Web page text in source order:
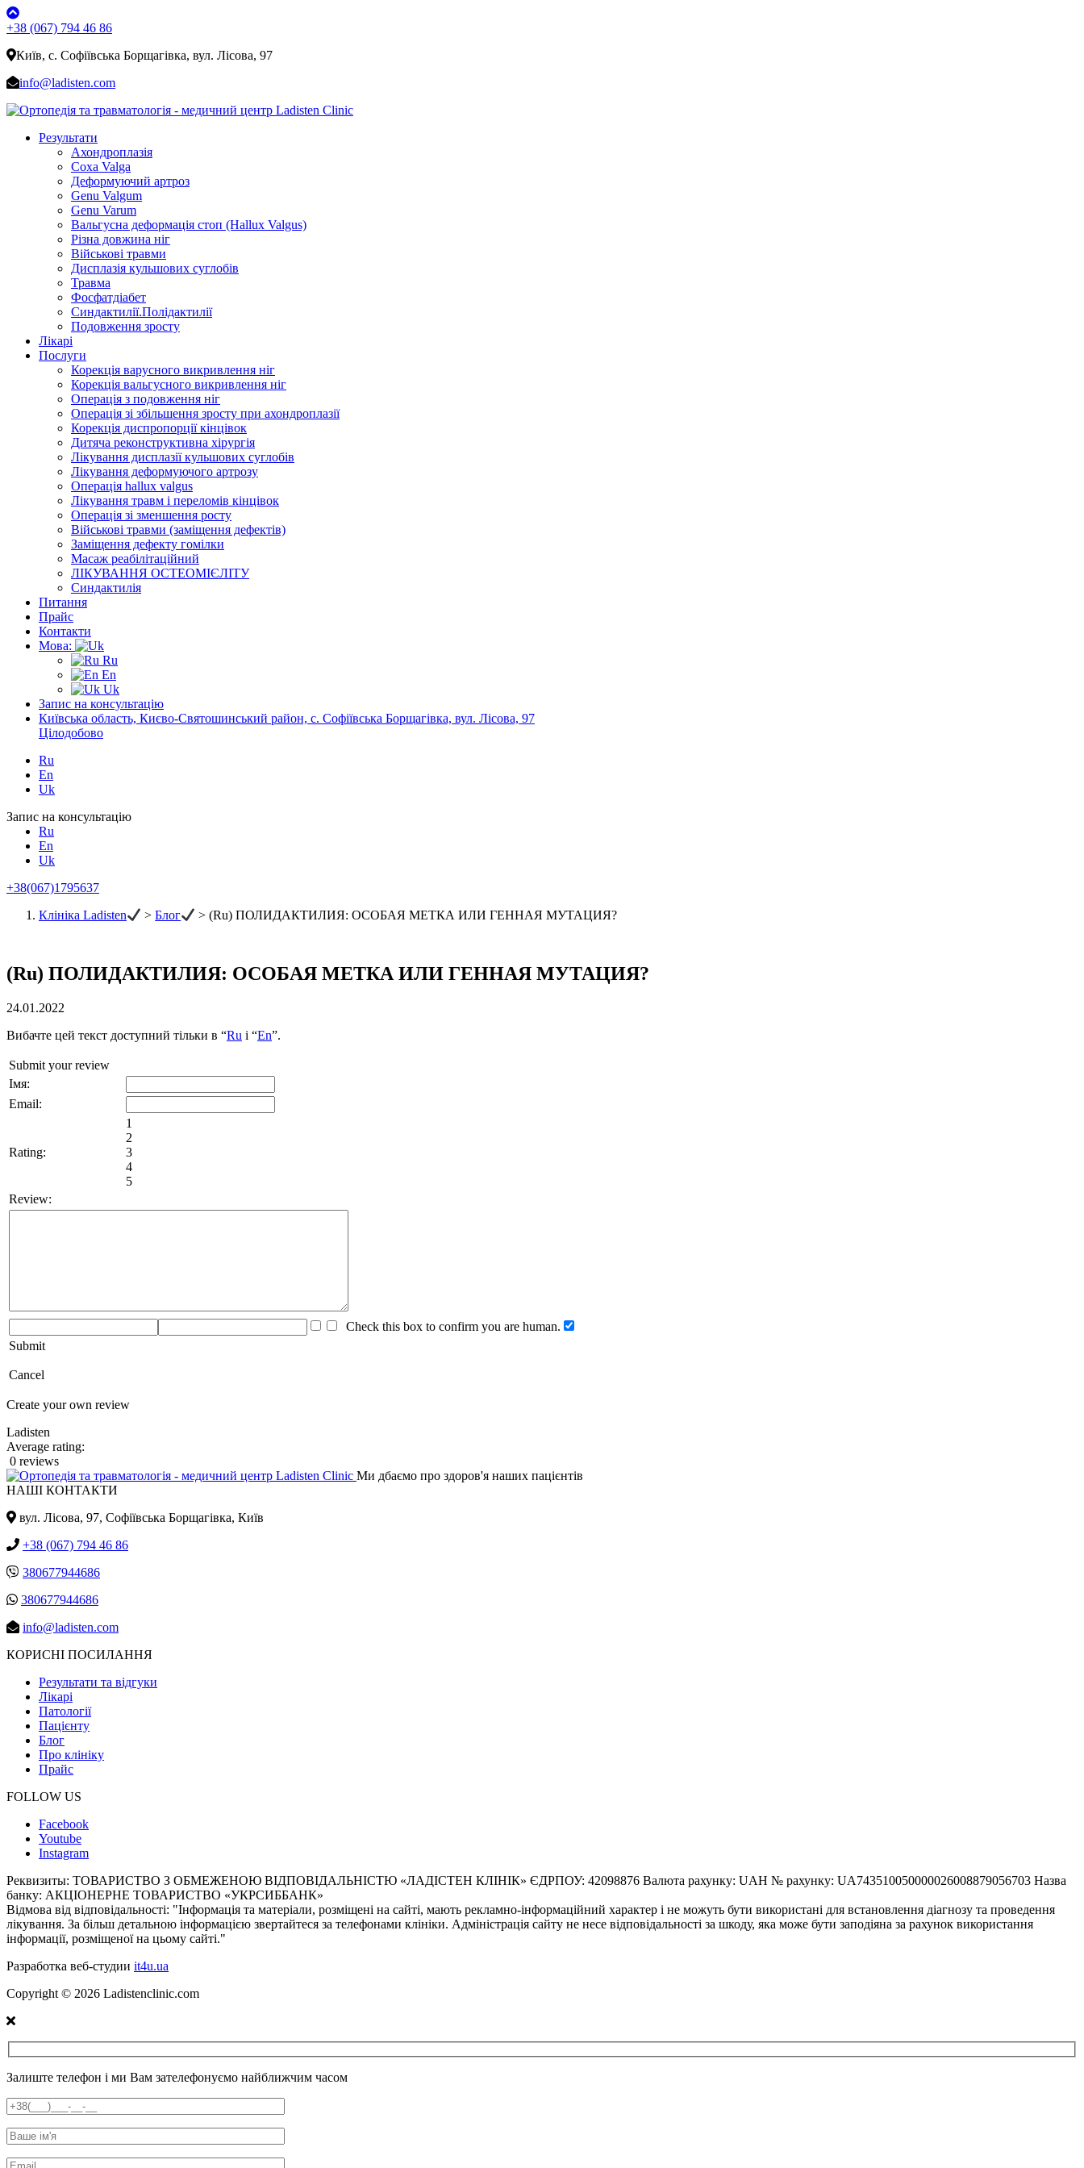
+38 (067) 794 46 86
Київ, с. Софіївська Борщагівка, вул. Лісова, 97
info@ladisten.com
Результати
Ахондроплазія
Coxa Valga
Деформуючий артроз
Genu Valgum
Genu Varum
Вальгусна деформація стоп (Hallux Valgus)
Різна довжина ніг
Військові травми
Дисплазія кульшових суглобів
Травма
Фосфатдіабет
Синдактилії.Полідактилії
Подовження зросту
Лікарі
Послуги
Корекція варусного викривлення ніг
Корекція вальгусного викривлення ніг
Операція з подовження ніг
Операція зі збільшення зросту при ахондроплазії
Корекція диспропорції кінцівок
Дитяча реконструктивна хірургія
Лікування дисплазії кульшових суглобів
Лікування деформуючого артрозу
Операція hallux valgus
Лікування травм і переломів кінцівок
Операція зі зменшення росту
Військові травми (заміщення дефектів)
Заміщення дефекту гомілки
Масаж реабілітаційний
ЛІКУВАННЯ ОСТЕОМІЄЛІТУ
Синдактилія
Питання
Прайс
Контакти
Мова:
Ru
En
Uk
Запис на консультацію
Київська область, Києво-Святошинський район, с. Софіївська Борщагівка, вул. Лісова, 97
Цілодобово
Ru
En
Uk
Запис на консультацію
Ru
En
Uk
+38(067)1795637
Клініка Ladisten >Блог >(Ru) ПОЛИДАКТИЛИЯ: ОСОБАЯ МЕТКА ИЛИ ГЕННАЯ МУТАЦИЯ?
(Ru) ПОЛИДАКТИЛИЯ: ОСОБАЯ МЕТКА ИЛИ ГЕННАЯ МУТАЦИЯ?
24.01.2022
Вибачте цей текст доступний тільки в “Ru і “En”.
Submit your review
Імя:
Email:
Rating:
1
2
3
4
5
Review:
Check this box to confirm you are human.
Submit
Cancel
Create your own review
Ladisten
Average rating:
0 reviews
Ми дбаємо про здоров'я наших пацієнтів
НАШІ КОНТАКТИ
вул. Лісова, 97, Cофіївська Борщагівка, Київ
+38 (067) 794 46 86
380677944686
380677944686
info@ladisten.com
КОРИСНІ ПОСИЛАННЯ
Результати та відгуки
Лікарі
Патології
Пацієнту
Блог
Про клініку
Прайс
FOLLOW US
Facebook
Youtube
Instagram
Реквизиты: ТОВАРИСТВО З ОБМЕЖЕНОЮ ВІДПОВІДАЛЬНІСТЮ «ЛАДІСТЕН КЛІНІК» ЄДРПОУ: 42098876 Валюта рахунку: UAH № рахунку: UA743510050000026008879056703 Назва
банку: АКЦІОНЕРНЕ ТОВАРИСТВО «УКРСИББАНК»
Відмова від відповідальності: "Інформація та матеріали, розміщені на сайті, мають рекламно-інформаційний характер і не можуть бути використані для встановлення діагнозу та проведення
лікування. За більш детальною інформацією звертайтеся за телефонами клініки. Адміністрація сайту не несе відповідальності за шкоду, яка може бути заподіяна за рахунок використання
інформації, розміщеної на цьому сайті."
Разработка веб-студии it4u.ua
Copyright © 2026 Ladistenclinic.com
Залиште телефон і ми Вам зателефонуємо найближчим часом